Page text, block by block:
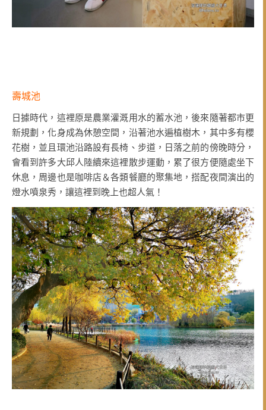
壽城池
日據時代，這裡原是農業灌溉用水的蓄水池，後來隨著都市更
新規劃，化身成為休憩空間，沿著池水遍植樹木，其中多有櫻
花樹，並且環池沿路設有長椅、步道，日落之前的傍晚時分，
會看到許多大邱人陸續來這裡散步運動，累了很方便隨處坐下
休息，周邊也是咖啡店＆各類餐廳的聚集地，搭配夜間演出的
燈水噴泉秀，讓這裡到晚上也超人氣！